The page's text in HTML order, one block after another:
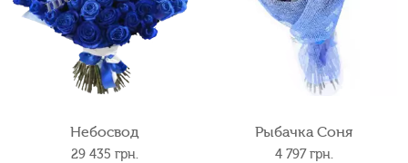
Небосвод
29 435 грн.
Рыбачка Соня
4 797грн.